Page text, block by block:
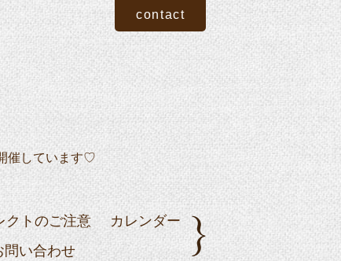
催しています♡
contact
クトのご注意
カレンダー
問い合わせ